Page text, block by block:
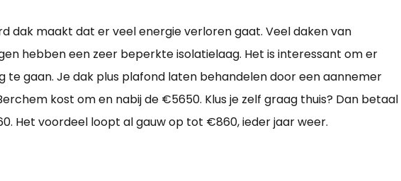
dak maakt dat er veel energie verloren gaat. Veel daken van
hebben een zeer beperkte isolatielaag. Het is interessant om er
te gaan. Je dak plus plafond laten behandelen door een aannemer
kost om en nabij de €5650. Klus je zelf graag thuis? Dan betaal
Het voordeel loopt al gauw op tot €860, ieder jaar weer.